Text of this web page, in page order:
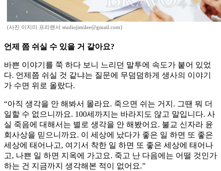
(사진 이지미 프리랜서 studiojimilee@gmail.com)
언제 쯤 쉬실 수 있을 거 같아요?
바쁜 이야기를 쭉 하다 보니 느리던 말투에 속도가 붙어 있었
다. 언제쯤 쉬실 것 같냐는 질문에 무덤덤하게 생사의 이야기
가 수면 위로 올랐다.
“아직 생각을 안 해봐서 몰라요. 죽으면 쉬는 거지. 그땐 뭐 더
일할 수 없으니까요. 100세까지는 바라지도 않고 말입니다. 사
실 죽음에 대해서는 별로 생각을 안 해봤어요. 불교 신자라 윤
회사상을 믿으니까요. 이 세상에 났다가 좋은 일 하면 또 좋은
세상에 태어나고, 여기서 착한 일 하면 또 좋은 세상에 태어나
고, 나쁜 일 하면 지옥에 가고요. 죽고 난 다음에는 어떨 것인가
하는 건 지금까지 생각해본 적이 없어요.”